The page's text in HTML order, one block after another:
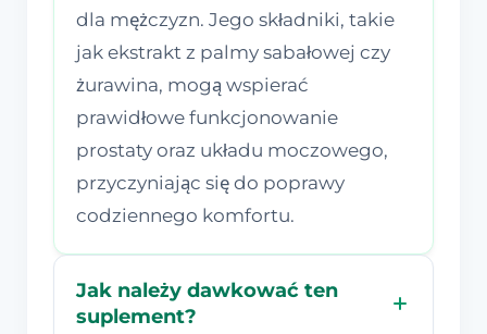
dla mężczyzn. Jego składniki, takie
jak ekstrakt z palmy sabałowej czy
żurawina, mogą wspierać
prawidłowe funkcjonowanie
prostaty oraz układu moczowego,
przyczyniając się do poprawy
codziennego komfortu.
Jak należy dawkować ten
suplement?